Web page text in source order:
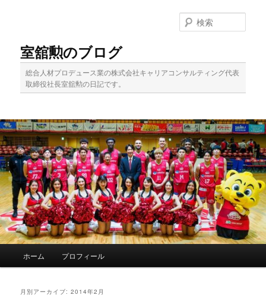
移
動
動
室舘勲のブログ
総合人材プロデュース業の株式会社キャリアコンサルティング代表
取締役社長室舘勲の日記です。
索
ホーム プロフィール
月別アーカイブ:2014年2月